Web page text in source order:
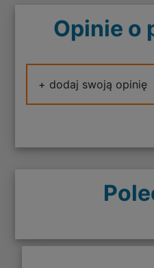
Opinie o
+ dodaj swoją opinię